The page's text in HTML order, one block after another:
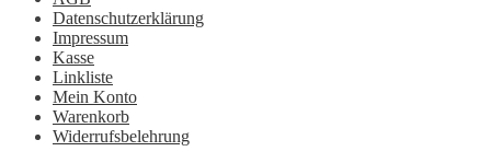
Datenschutzerklärung
Impressum
Kasse
Linkliste
Mein Konto
Warenkorb
Widerrufsbelehrung